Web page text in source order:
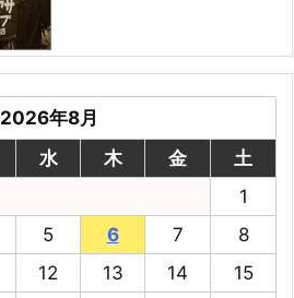
2026年8月
水 木 金
土
1
5 6 7
8
12 13 14
15